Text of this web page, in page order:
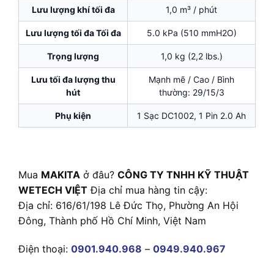
Lưu lượng khí tối đa 1,0 m³ / phút
Lưu lượng tối đa Tối đa 5.0 kPa (510 mmH2O)
Trọng lượng 1,0 kg (2,2 lbs.)
Lưu tối đa lượng thu
hút
Mạnh mẽ / Cao / Bình
thường: 29/15/3
Phụ kiện 1 Sạc DC1002, 1 Pin 2.0 Ah
Mua MAKITA ở đâu? CÔNG TY TNHH KỸ THUẬT
WETECH VIỆT Địa chỉ mua hàng tin cậy:
Địa chỉ: 616/61/198 Lê Đức Thọ, Phường An Hội
Đông, Thành phố Hồ Chí Minh, Việt Nam
Điện thoại: 0901.940.968 – 0949.940.967